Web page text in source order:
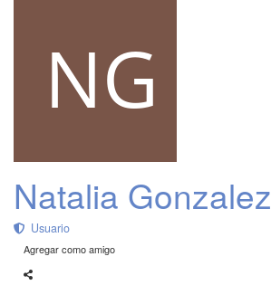
Natalia Gonzalez
Usuario
Agregar como amigo